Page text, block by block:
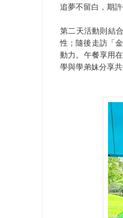
追夢不留白，期
第二天活動則結
性；隨後走訪「
動力。午餐享用
學與學弟妹分享共